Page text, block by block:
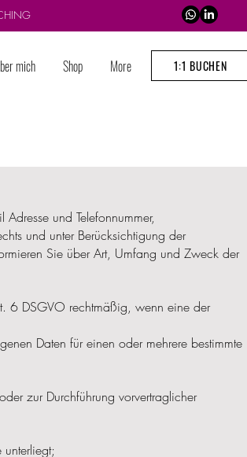
mich Shop More 1:1 BUCHEN
und Telefonnummer,
und unter Berücksichtigung der
Sie über Art, Umfang und Zweck der
6 DSGVO rechtmäßig, wenn eine der
Daten für einen oder mehrere bestimmte
zur Durchführung vorvertraglicher